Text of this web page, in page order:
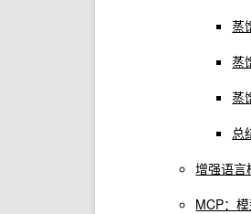
蒸
蒸
蒸
总
增强语言
MCP：